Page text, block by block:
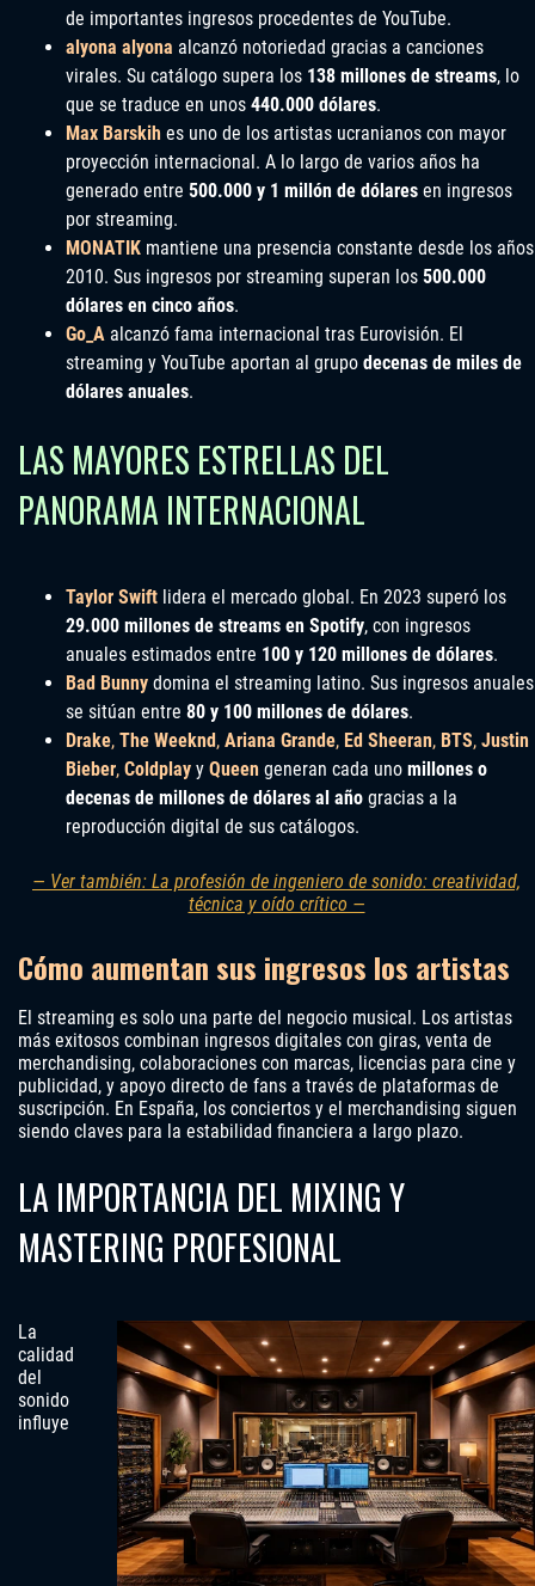
de importantes ingresos procedentes de YouTube.
alyona alyona alcanzó notoriedad gracias a canciones
virales. Su catálogo supera los 138 millones de streams, lo
que se traduce en unos 440.000 dólares.
Max Barskih es uno de los artistas ucranianos con mayor
proyección internacional. A lo largo de varios años ha
generado entre 500.000 y 1 millón de dólares en ingresos
por streaming.
MONATIK mantiene una presencia constante desde los años
2010. Sus ingresos por streaming superan los 500.000
dólares en cinco años.
Go_A alcanzó fama internacional tras Eurovisión. El
streaming y YouTube aportan al grupo decenas de miles de
dólares anuales.
LAS MAYORES ESTRELLAS DEL
PANORAMA INTERNACIONAL
Taylor Swift lidera el mercado global. En 2023 superó los
29.000 millones de streams en Spotify, con ingresos
anuales estimados entre 100 y 120 millones de dólares.
Bad Bunny domina el streaming latino. Sus ingresos anuales
se sitúan entre 80 y 100 millones de dólares.
Drake, The Weeknd, Ariana Grande, Ed Sheeran, BTS, Justin
Bieber, Coldplay y Queen generan cada uno millones o
decenas de millones de dólares al año gracias a la
reproducción digital de sus catálogos.
— Ver también: La profesión de ingeniero de sonido: creatividad,
técnica y oído crítico —
Cómo aumentan sus ingresos los artistas
El streaming es solo una parte del negocio musical. Los artistas
más exitosos combinan ingresos digitales con giras, venta de
merchandising, colaboraciones con marcas, licencias para cine y
publicidad, y apoyo directo de fans a través de plataformas de
suscripción. En España, los conciertos y el merchandising siguen
siendo claves para la estabilidad financiera a largo plazo.
LA IMPORTANCIA DEL MIXING Y
MASTERING PROFESIONAL
La
calidad
del
sonido
influye